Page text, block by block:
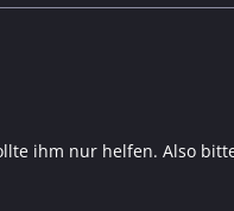
ihm nur helfen. Also